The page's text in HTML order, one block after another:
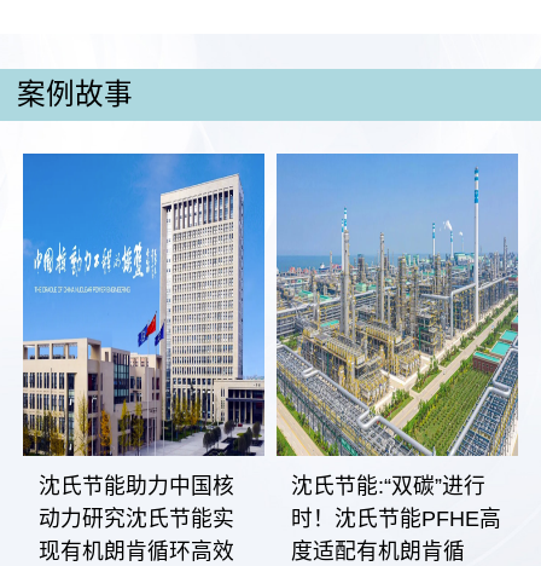
案例故事
沈氏节能助力中国核
动力研究沈氏节能实
现有机朗肯循环高效
沈氏节能:“双碳”进行
时！沈氏节能PFHE高
度适配有机朗肯循